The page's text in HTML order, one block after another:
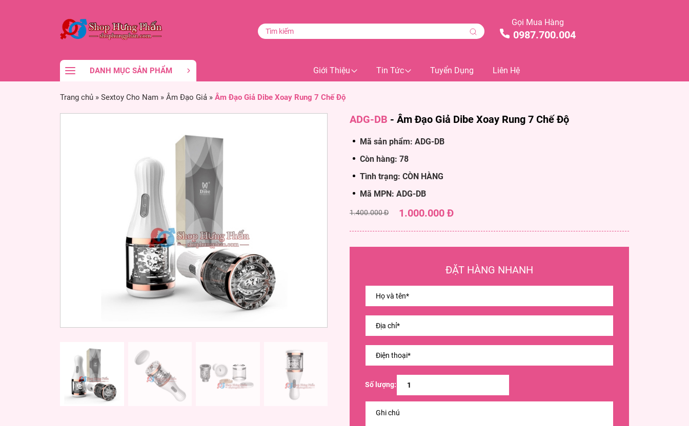
Gọi Mua Hàng
0987.700.004
DANH MỤC SẢN PHẨM Giới Thiệu Tin Tức Tuyển Dụng Liên Hệ
Trang chủ » Sextoy Cho Nam » Âm Đạo Giả » Âm Đạo Giả Dibe Xoay Rung 7 Chế Độ
ADG-DB - Âm Đạo Giả Dibe Xoay Rung 7 Chế Độ
Mã sản phẩm: ADG-DB
Còn hàng: 78
Tình trạng: CÒN HÀNG
Mã MPN: ADG-DB
1.400.000 Đ 1.000.000 Đ
ĐẶT HÀNG NHANH
Số lượng: